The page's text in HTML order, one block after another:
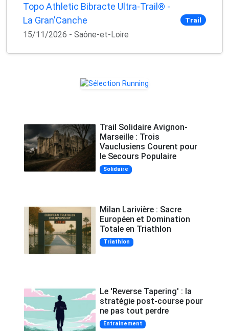
Topo Athletic Bibracte Ultra-Trail® -
La Gran'Canche
15/11/2026 - Saône-et-Loire
Trail
Trail Solidaire Avignon-
Marseille : Trois
Vauclusiens Courent pour
le Secours Populaire
Solidaire
Milan Larivière : Sacre
Européen et Domination
Totale en Triathlon
Triathlon
Le 'Reverse Tapering' : la
stratégie post-course pour
ne pas tout perdre
Entrainement